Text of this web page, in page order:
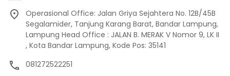
Operasional Office: Jalan Griya Sejahtera No. 12B/45B
Segalamider, Tanjung Karang Barat, Bandar Lampung,
Lampung Head Office : JALAN B. MERAK V Nomor 9, LK II
, Kota Bandar Lampung, Kode Pos: 35141
081272522251